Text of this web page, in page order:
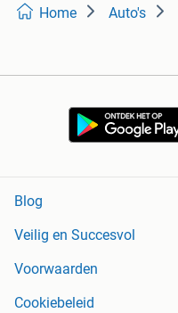
Home Auto's
Blog
Veilig en Succesvol
Voorwaarden
Cookiebeleid